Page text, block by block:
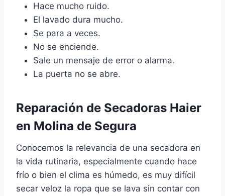
Hace mucho ruido.
El lavado dura mucho.
Se para a veces.
No se enciende.
Sale un mensaje de error o alarma.
La puerta no se abre.
Reparación de Secadoras Haier
en Molina de Segura
Conocemos la relevancia de una secadora en
la vida rutinaria, especialmente cuando hace
frío o bien el clima es húmedo, es muy difícil
secar veloz la ropa que se lava sin contar con